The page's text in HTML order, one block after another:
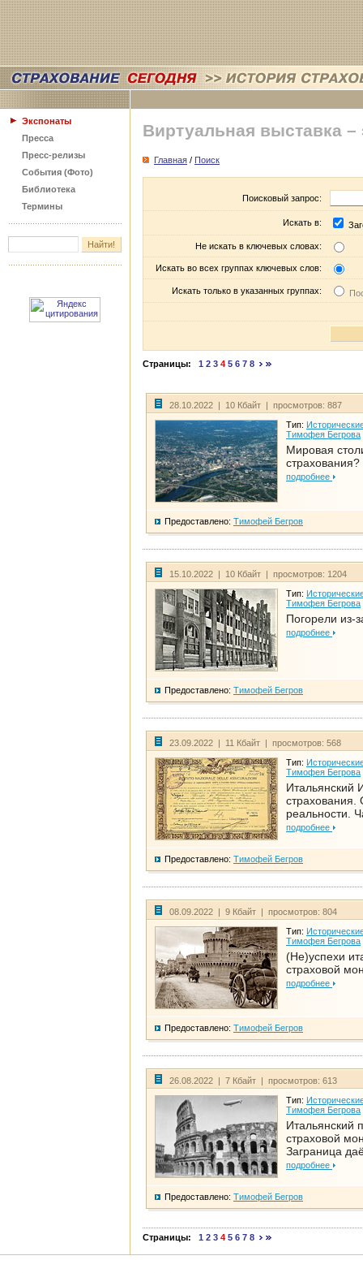
Экспонаты
Пресса
Пресс-релизы
События (Фото)
Библиотека
Термины
Виртуальная выставка –
Главная / Поиск
Поисковый запрос:
Искать в:
Не искать в ключевых словах:
Искать во всех группах ключевых слов:
Искать только в указанных группах:
Страницы: 1 2 3 4 5 6 7 8
28.10.2022 | 10 Кбайт | просмотров: 887
Тип:
Тимофея Бегрова
Мировая
страхования?
подробнее
Предоставлено: Тимофей Бегров
15.10.2022 | 10 Кбайт | просмотров: 1204
Тип:
Тимофея Бегрова
Погорели из-
подробнее
Предоставлено: Тимофей Бегров
23.09.2022 | 11 Кбайт | просмотров: 568
Тип:
Тимофея Бегрова
Итальянский
страхования.
реальности.
подробнее
Предоставлено: Тимофей Бегров
08.09.2022 | 9 Кбайт | просмотров: 804
Тип:
Тимофея Бегрова
(Не)успехи
страховой
подробнее
Предоставлено: Тимофей Бегров
26.08.2022 | 7 Кбайт | просмотров: 613
Тип:
Тимофея Бегрова
Итальянский
страховой
Заграница
подробнее
Предоставлено: Тимофей Бегров
Страницы: 1 2 3 4 5 6 7 8